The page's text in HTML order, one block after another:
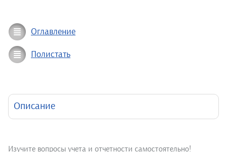
Оглавление
Полистать
Описание
Изучите вопросы учета и отчетности самостоятельно!